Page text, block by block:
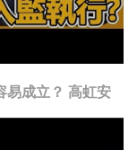
易成立？ 高虹安